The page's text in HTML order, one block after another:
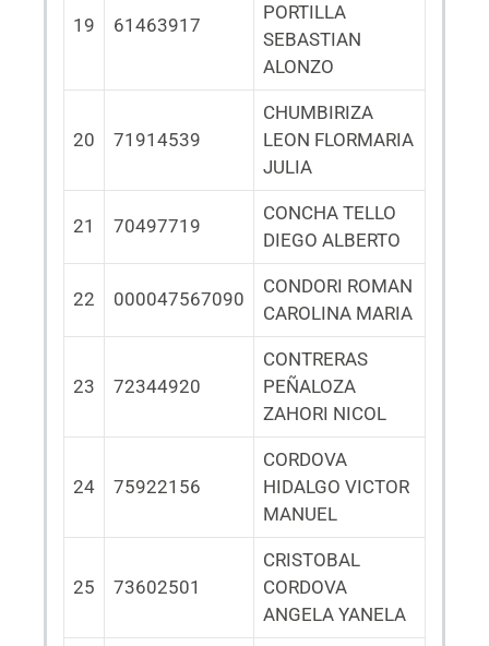
19 61463917
PORTILLA
SEBASTIAN
ALONZO
20 71914539
CHUMBIRIZA
LEON FLORMARIA
JULIA
21 70497719
CONCHA TELLO
DIEGO ALBERTO
22 000047567090
CONDORI ROMAN
CAROLINA MARIA
23 72344920
CONTRERAS
PEÑALOZA
ZAHORI NICOL
24 75922156
CORDOVA
HIDALGO VICTOR
MANUEL
25 73602501
CRISTOBAL
CORDOVA
ANGELA YANELA